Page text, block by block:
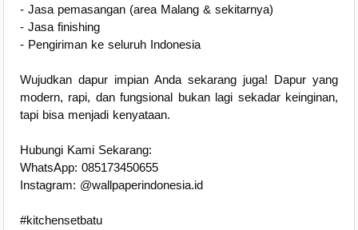
- Jasa pemasangan (area Malang & sekitarnya)
- Jasa finishing
- Pengiriman ke seluruh Indonesia
Wujudkan dapur impian Anda sekarang juga! Dapur yang
modern, rapi, dan fungsional bukan lagi sekadar keinginan,
tapi bisa menjadi kenyataan.
Hubungi Kami Sekarang:
WhatsApp: 085173450655
Instagram: @wallpaperindonesia.id
#kitchensetbatu